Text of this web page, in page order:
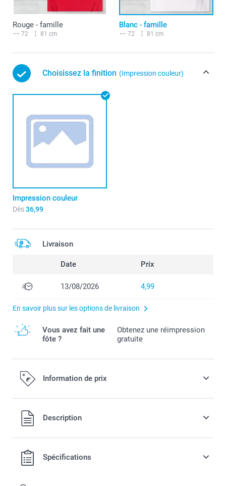
Rouge - famille
72 81 cm
Blanc - famille
72 81 cm
Choisissez la finition (Impression couleur)
Impression couleur
Dès36,99
Livraison
Date Prix
13/08/2026 4,99
En savoir plus sur les options de livraison
Vous avez fait une
fôte ?
Obtenez une réimpression
gratuite
Information de prix
Tous les prix sont en EURO (€), TVA incluse et hors frais de
port.
Description
Spécifications